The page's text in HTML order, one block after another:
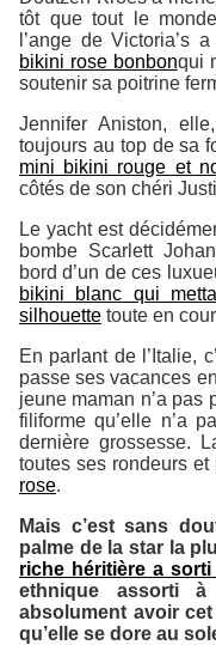
tôt que tout le
l’ange de Victoria’s
bikini rose bonbonqui
soutenir sa poitrine
Jennifer Aniston,
toujours au top de sa
mini bikini rouge et
côtés de son chéri
Le yacht est
bombe Scarlett
bord d’un de ces
bikini blanc qui
silhouette toute en
En parlant de l’Italie,
passe ses vacances
jeune maman n’a pas
filiforme qu’elle n’a
dernière grossesse.
toutes ses rondeurs et
rose.
Mais c’est sans
palme de la star la
riche héritière a
ethnique assorti
absolument avoir
qu’elle se dore au